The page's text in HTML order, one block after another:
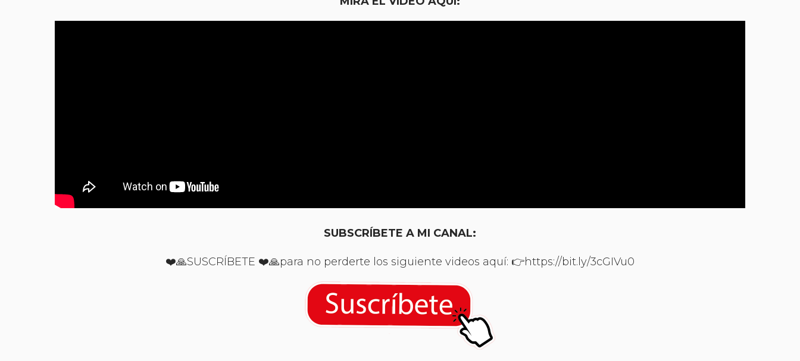
SUBSCRÍBETE A MI CANAL:
❤️🙏SUSCRÍBETE ❤️🙏para no perderte los siguiente videos aquí: 👉https://bit.ly/3cGIVu0